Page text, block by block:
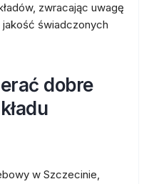
zwracając uwagę
jakość świadczonych
dobre
w Szczecinie,